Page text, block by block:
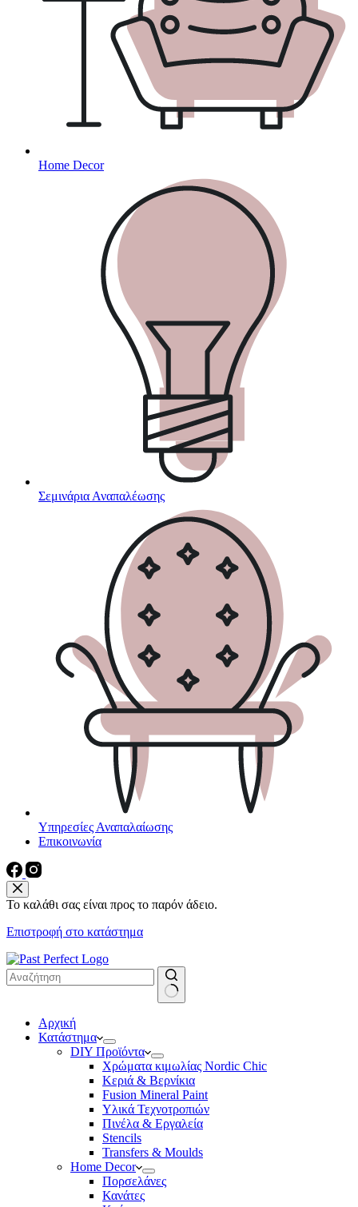
Home Decor
Σεμινάρια Αναπαλέωσης
Υπηρεσίες Αναπαλαίωσης
Επικοινωνία
Το καλάθι σας είναι προς το παρόν άδειο.
Επιστροφή στο κατάστημα
results
Αρχική
Κατάστημα
DIY Προϊόντα
Χρώματα κιμωλίας Nordic Chic
Κεριά & Βερνίκια
Fusion Mineral Paint
Υλικά Τεχνοτροπιών
Πινέλα & Εργαλεία
Stencils
Transfers & Moulds
Home Decor
Πορσελάνες
Κανάτες